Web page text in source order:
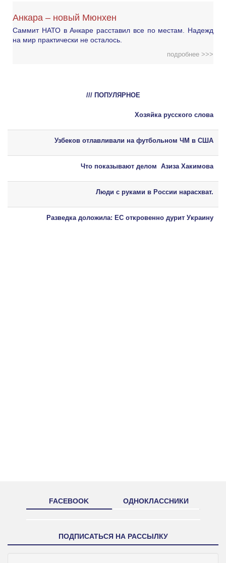
Анкара – новый Мюнхен
Саммит НАТО в Анкаре расставил все по местам. Надежд
на мир практически не осталось.
подробнее >>>
/// ПОПУЛЯРНОЕ
Хозяйка русского слова
Узбеков отлавливали на футбольном ЧМ в США
Что показывают делом Азиза Хакимова
Люди с руками в России нарасхват.
Разведка доложила: ЕС откровенно дурит Украину
FACEBOOK ОДНОКЛАССНИКИ
ПОДПИСАТЬСЯ НА РАССЫЛКУ